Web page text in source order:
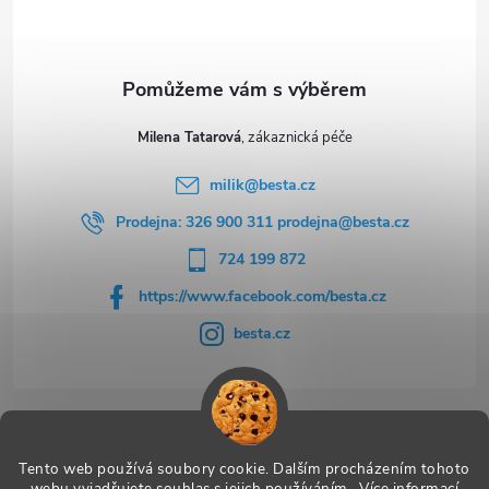
Tento web používá soubory cookie. Dalším procházením tohoto
Milena Tatarová
milik@besta.cz
Prodejna: 326 900 311 prodejna@besta.cz
724 199 872
https://www.facebook.com/besta.cz
besta.cz
Užitečné odkazy